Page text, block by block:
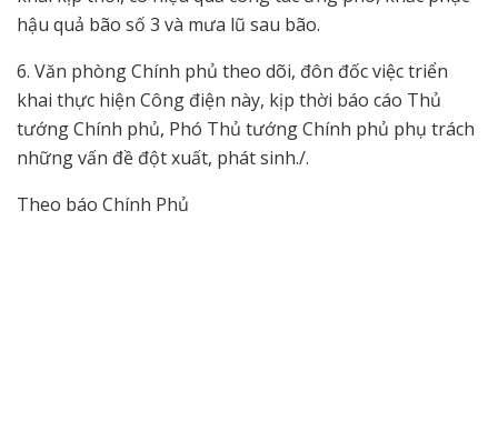
hậu quả bão số 3 và mưa lũ sau bão.
6. Văn phòng Chính phủ theo dõi, đôn đốc việc triển
khai thực hiện Công điện này, kịp thời báo cáo Thủ
tướng Chính phủ, Phó Thủ tướng Chính phủ phụ trách
những vấn đề đột xuất, phát sinh./.
Theo báo Chính Phủ